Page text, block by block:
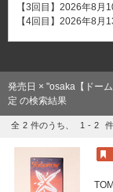
【3回目】2026年8月
【4回目】2026年8月
発売日 × "osaka【ドー
定 の検索結果
全 2 件のうち、 1 - 2